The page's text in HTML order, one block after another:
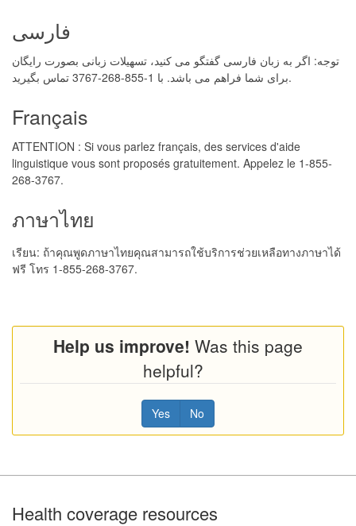
فارسی
توجه: اگر به زبان فارسی گفتگو می کنید، تسهیلات زبانی بصورت رایگان
برای شما فراهم می باشد. با 1-855-268-3767 تماس بگیرید.
Français
ATTENTION : Si vous parlez français, des services d'aide
linguistique vous sont proposés gratuitement. Appelez le 1-855-
268-3767.
ภาษาไทย
เรียน: ถ้าคุณพูดภาษาไทยคุณสามารถใช้บริการช่วยเหลือทางภาษาได้
ฟรี โทร 1-855-268-3767.
Help us improve! Was this page
helpful?
Yes No
Health coverage resources